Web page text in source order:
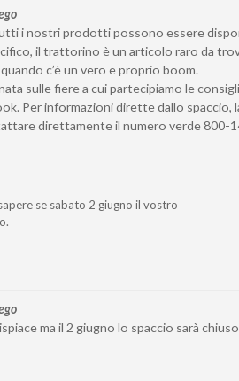
i nostri prodotti possono essere
il trattorino è un articolo raro da
c’è un vero e proprio boom.
sulle fiere a cui partecipiamo le
Per informazioni dirette dallo spaccio,
direttamente il numero verde 800-
se sabato 2 giugno il vostro
ma il 2 giugno lo spaccio sarà